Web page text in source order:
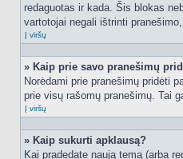
redaguotas ir kada. Šis blokas
vartotojai negali ištrinti
Į viršų
» Kaip prie savo pranešimų
Norėdami prie pranešimų pridėti
prie visų rašomų pranešimų. Tai
Į viršų
» Kaip sukurti apklausą?
Kai pradedate naują temą (arba